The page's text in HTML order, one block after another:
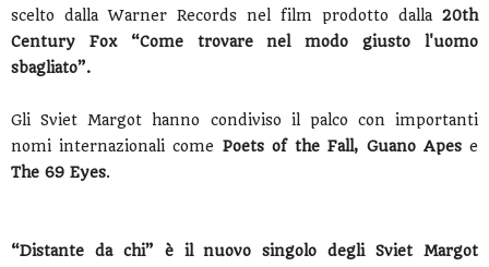
scelto dalla Warner Records nel film prodotto dalla 20th
Century Fox “Come trovare nel modo giusto l'uomo
sbagliato”.
Gli Sviet Margot hanno condiviso il palco con importanti
nomi internazionali come Poets of the Fall, Guano Apese
The 69 Eyes.
“Distante da chi” è il nuovo singolo degli Sviet Margot